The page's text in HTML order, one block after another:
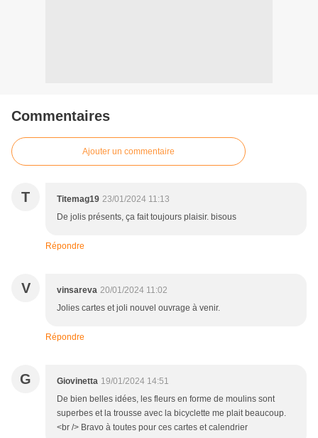
Commentaires
Ajouter un commentaire
T Titemag19 23/01/2024 11:13
De jolis présents, ça fait toujours plaisir. bisous
Répondre
V vinsareva 20/01/2024 11:02
Jolies cartes et joli nouvel ouvrage à venir.
Répondre
G Giovinetta 19/01/2024 14:51
De bien belles idées, les fleurs en forme de moulins sont
superbes et la trousse avec la bicyclette me plait beaucoup.
<br /> Bravo à toutes pour ces cartes et calendrier